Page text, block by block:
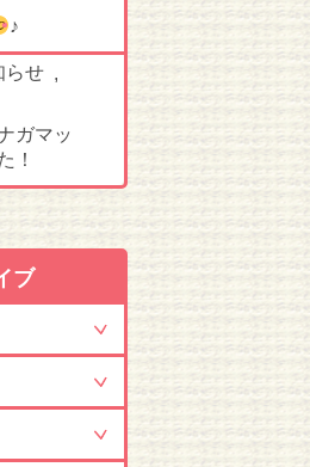
♪
らせ ,
ガマッ
！
ブ